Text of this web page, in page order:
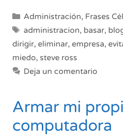
Categorías
Administración, Frases
Etiquetas
administracion, basar,
dirigir, eliminar, empresa,
miedo, steve ross
Deja un comentario
Armar mi
computadora